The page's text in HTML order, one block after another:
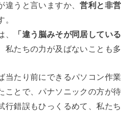
違うと言いますか、営利と非
「違う脳みそが同居してい
私たちの力が及ばないことも多
当たり前にできるパソコン作
ことで、パナソニックの方が
行錯誤もひっくるめて、私た